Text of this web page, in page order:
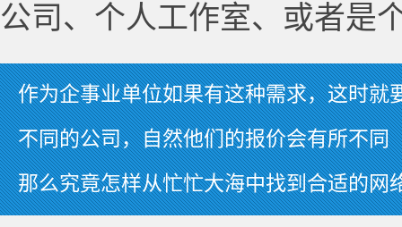
公司、个人工作室、或者是
作为企事业单位如果有这种需求，这时就
不同的公司，自然他们的报价会有所不同
那么究竟怎样从忙忙大海中找到合适的网